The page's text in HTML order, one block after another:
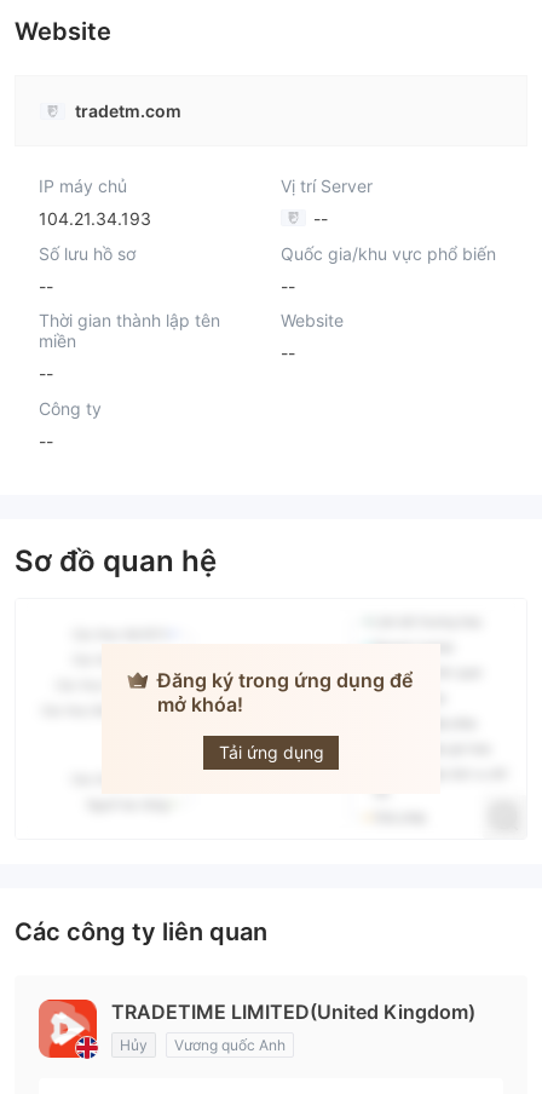
Website
tradetm.com
IP máy chủ
104.21.34.193
Vị trí Server
--
Số lưu hồ sơ
--
Quốc gia/khu vực phổ biến
--
Thời gian thành lập tên
miền
--
Website
--
Công ty
--
Sơ đồ quan hệ
Đăng ký trong ứng dụng để
mở khóa!
Tải ứng dụng
Các công ty liên quan
TRADETIME LIMITED(United Kingdom)
Hủy Vương quốc Anh